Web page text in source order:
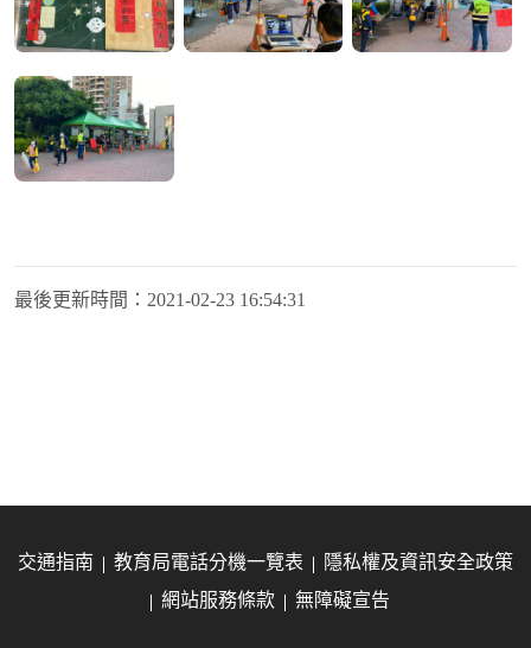
最後更新時間： 2021-02-23 16:54:31
交通指南 教育局電話分機一覽表
隱私權及資訊安全政策
網站服務條款
無障礙宣告